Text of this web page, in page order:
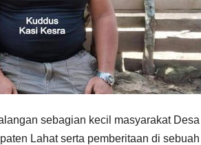
sebagian kecil masyarakat Desa
Lahat serta pemberitaan di sebuah